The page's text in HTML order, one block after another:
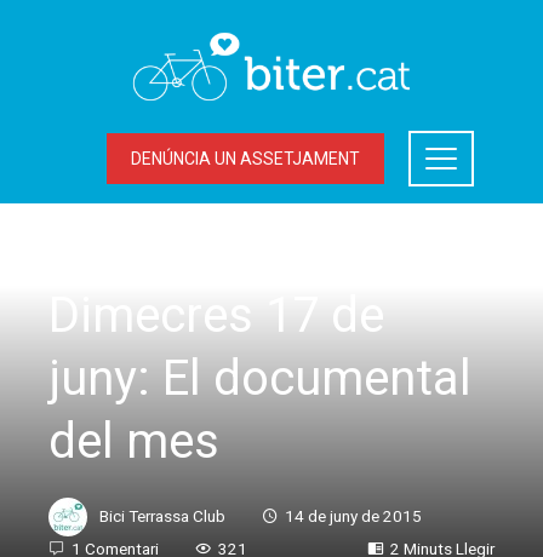
DENÚNCIA UN ASSETJAMENT
Dimecres 17 de
juny: El documental
del mes
Bici Terrassa Club
14 de juny de 2015
1 Comentari
321 2 Minuts Llegir